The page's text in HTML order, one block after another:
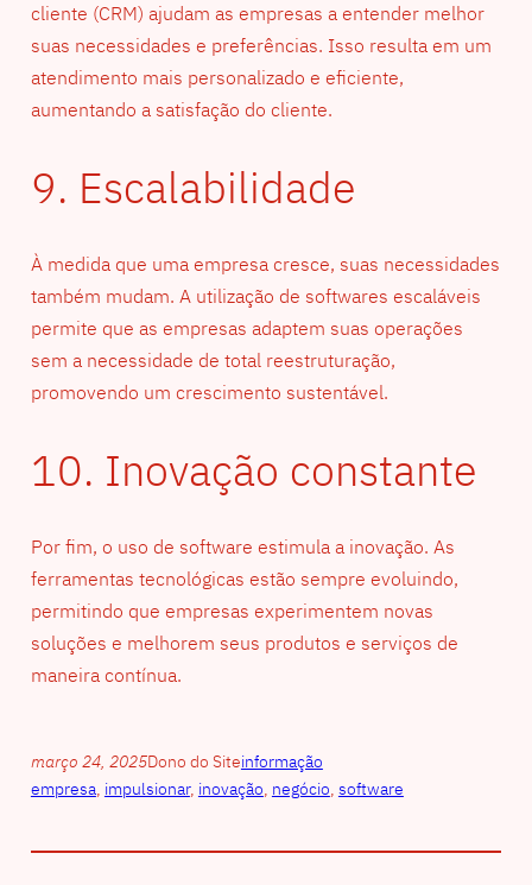
cliente (CRM) ajudam as empresas a entender melhor
suas necessidades e preferências. Isso resulta em um
atendimento mais personalizado e eficiente,
aumentando a satisfação do cliente.
9. Escalabilidade
À medida que uma empresa cresce, suas necessidades
também mudam. A utilização de softwares escaláveis
permite que as empresas adaptem suas operações
sem a necessidade de total reestruturação,
promovendo um crescimento sustentável.
10. Inovação constante
Por fim, o uso de software estimula a inovação. As
ferramentas tecnológicas estão sempre evoluindo,
permitindo que empresas experimentem novas
soluções e melhorem seus produtos e serviços de
maneira contínua.
março 24, 2025Dono do Siteinformação
empresa impulsionar, inovação negócio software